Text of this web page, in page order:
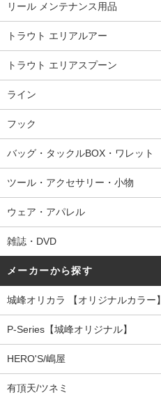
リール メンテナンス用品
トラウト エリアルアー
トラウト エリアスプーン
ライン
フック
バッグ・タックルBOX・ワレット
ツール・アクセサリー・小物
ウェア・アパレル
雑誌・DVD
メーカーから探す
城峰オリカラ 【オリジナルカラー】
P-Series【城峰オリジナル】
HERO'S/嶋屋
有頂天/ツネミ